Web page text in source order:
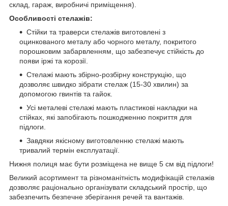
склад, гараж, виробничі приміщення).
Особливості стелажів:
Стійки та траверси стелажів виготовлені з
оцинкованого металу або чорного металу, покритого
порошковим забарвленням, що забезпечує стійкість до
появи іржі та корозії.
Стелажі мають збірно-розбірну конструкцію, що
дозволяє швидко зібрати стелаж (15-30 хвилин) за
допомогою гвинтів та гайок.
Усі металеві стелажі мають пластикові накладки на
стійках, які запобігають пошкодженню покриття для
підлоги.
Завдяки якісному виготовленню стелажі мають
тривалий термін експлуатації.
Нижня полиця має бути розміщена не вище 5 см від підлоги!
Великий асортимент та різноманітність модифікацій стелажів
дозволяє раціонально організувати складський простір, що
забезпечить безпечне зберігання речей та вантажів.